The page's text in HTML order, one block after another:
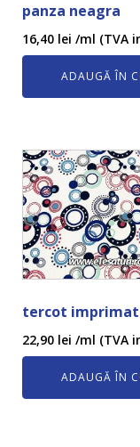
panza neagra
16,40 lei /ml (TVA
ADAUGĂ ÎN
tercot imprimat
22,90 lei /ml (TVA
ADAUGĂ ÎN